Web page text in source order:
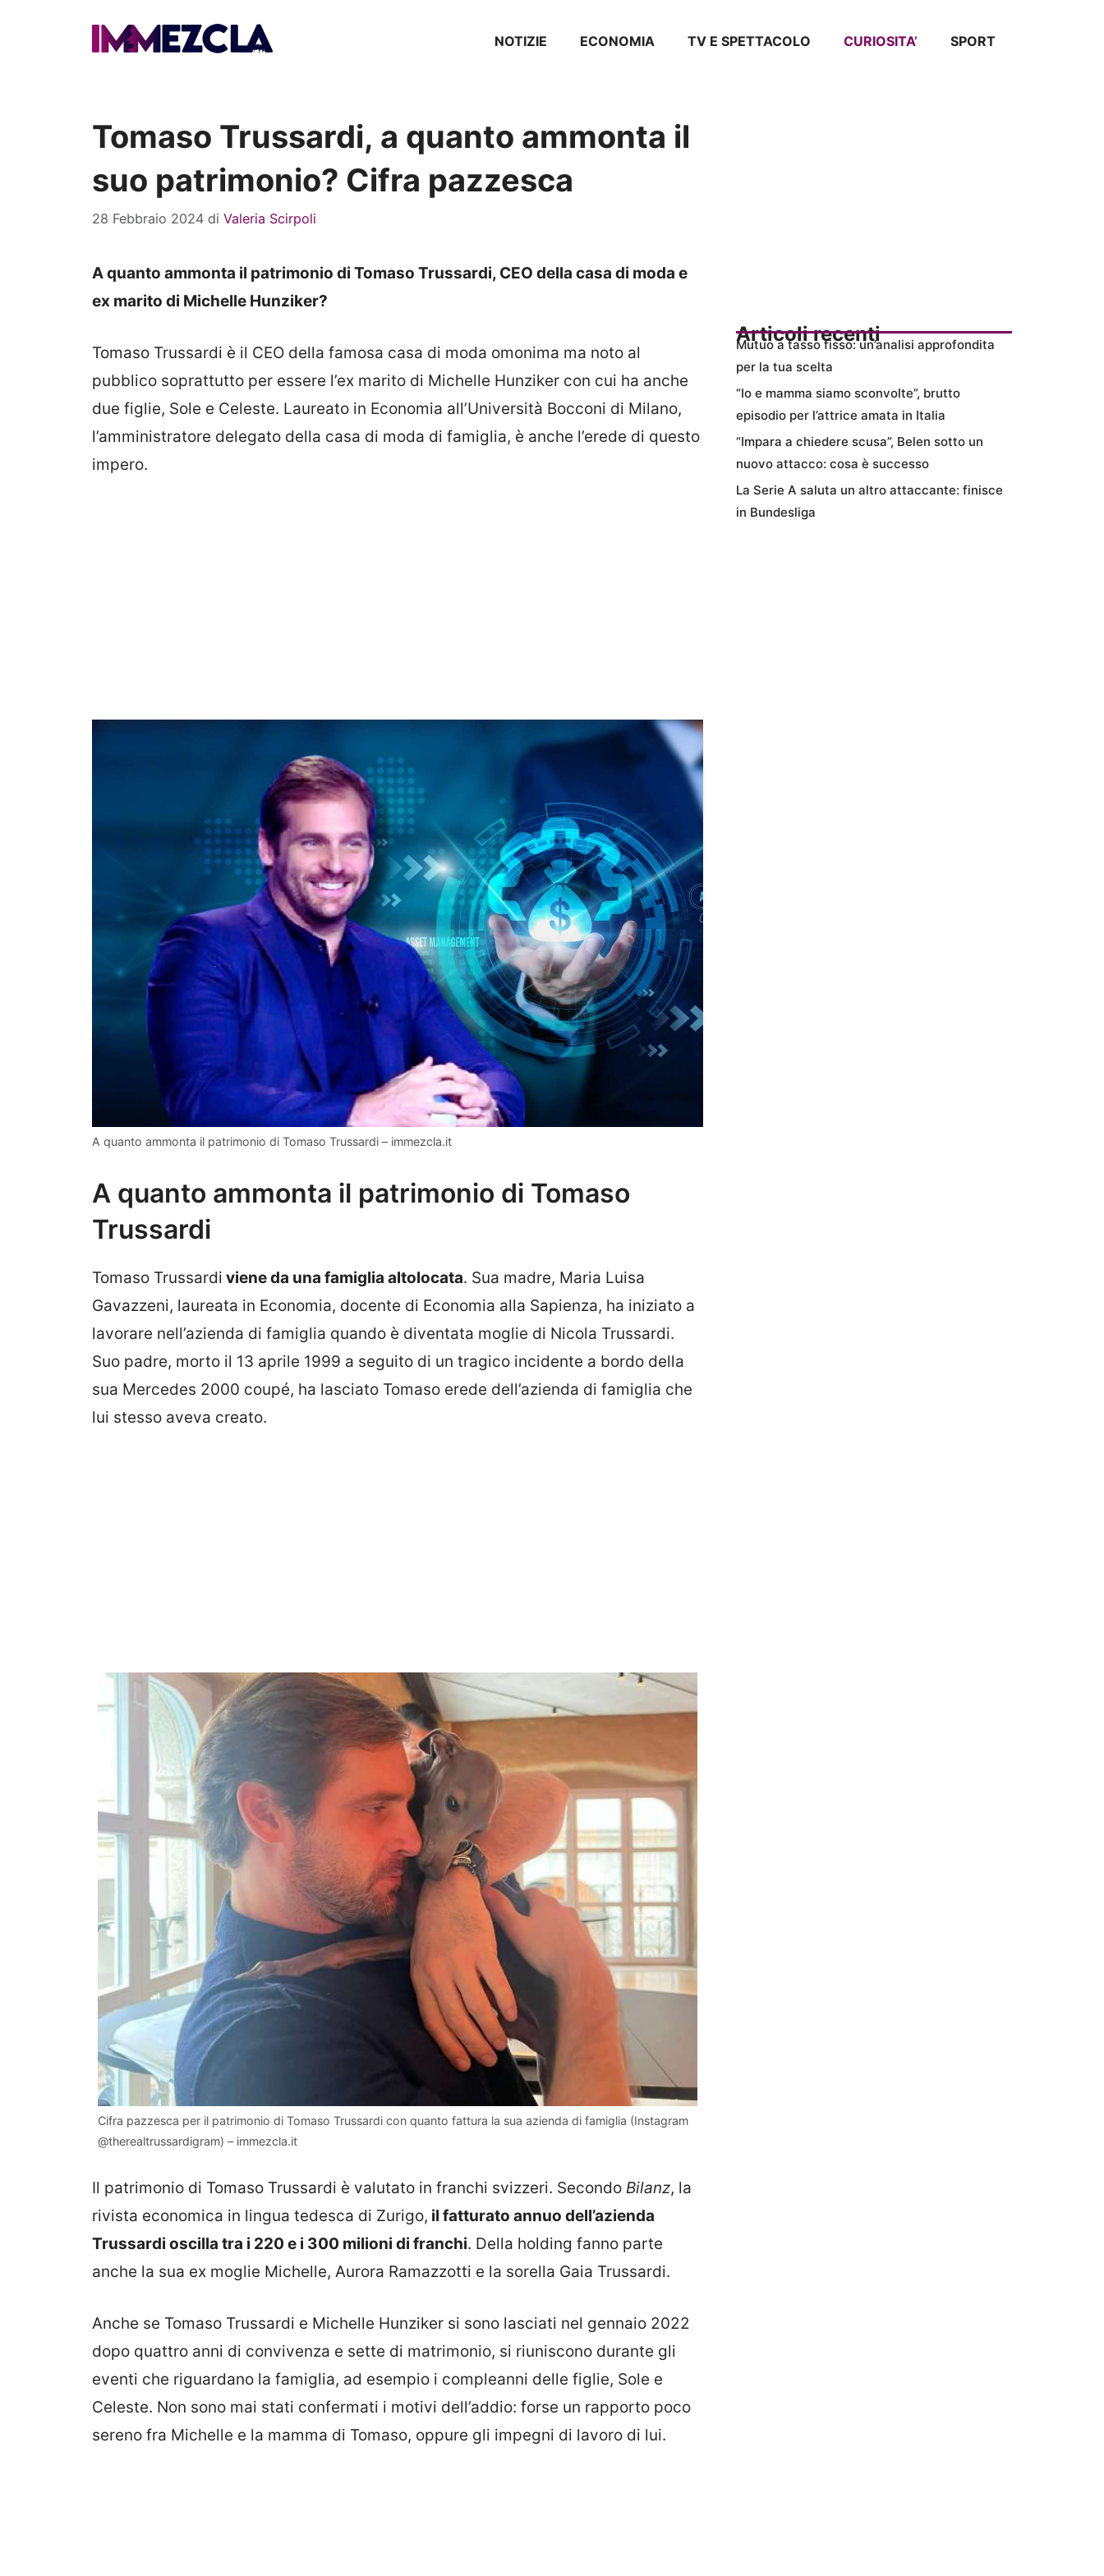
NOTIZIE ECONOMIA TV E SPETTACOLO CURIOSITA’ SPORT
Tomaso Trussardi, a quanto ammonta il
suo patrimonio? Cifra pazzesca
28 Febbraio 2024 di Valeria Scirpoli
A quanto ammonta il patrimonio di Tomaso Trussardi, CEO della casa di moda e
ex marito di Michelle Hunziker?
Tomaso Trussardi è il CEO della famosa casa di moda omonima ma noto al
pubblico soprattutto per essere l’ex marito di Michelle Hunziker con cui ha anche
due figlie, Sole e Celeste. Laureato in Economia all’Università Bocconi di Milano,
l’amministratore delegato della casa di moda di famiglia, è anche l’erede di questo
impero.
A quanto ammonta il patrimonio di Tomaso Trussardi – immezcla.it
A quanto ammonta il patrimonio di Tomaso
Trussardi
Tomaso Trussardi viene da una famiglia altolocata. Sua madre, Maria Luisa
Gavazzeni, laureata in Economia, docente di Economia alla Sapienza, ha iniziato a
lavorare nell’azienda di famiglia quando è diventata moglie di Nicola Trussardi.
Suo padre, morto il 13 aprile 1999 a seguito di un tragico incidente a bordo della
sua Mercedes 2000 coupé, ha lasciato Tomaso erede dell’azienda di famiglia che
lui stesso aveva creato.
Cifra pazzesca per il patrimonio di Tomaso Trussardi con quanto fattura la sua azienda di famiglia (Instagram
@therealtrussardigram) – immezcla.it
Il patrimonio di Tomaso Trussardi è valutato in franchi svizzeri. Secondo Bilanz, la
rivista economica in lingua tedesca di Zurigo, il fatturato annuo dell’azienda
Trussardi oscilla tra i 220 e i 300 milioni di franchi. Della holding fanno parte
anche la sua ex moglie Michelle, Aurora Ramazzotti e la sorella Gaia Trussardi.
Anche se Tomaso Trussardi e Michelle Hunziker si sono lasciati nel gennaio 2022
dopo quattro anni di convivenza e sette di matrimonio, si riuniscono durante gli
eventi che riguardano la famiglia, ad esempio i compleanni delle figlie, Sole e
Celeste. Non sono mai stati confermati i motivi dell’addio: forse un rapporto poco
sereno fra Michelle e la mamma di Tomaso, oppure gli impegni di lavoro di lui.
Articoli recenti
Mutuo a tasso fisso: un’analisi approfondita
per la tua scelta
“Io e mamma siamo sconvolte”, brutto
episodio per l’attrice amata in Italia
“Impara a chiedere scusa”, Belen sotto un
nuovo attacco: cosa è successo
La Serie A saluta un altro attaccante: finisce
in Bundesliga